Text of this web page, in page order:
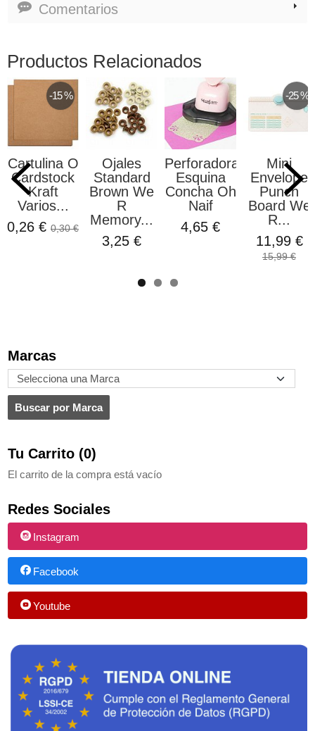
Marcas
Tu Carrito (0)
El carrito de la compra está vacío
Redes Sociales
Instagram
Facebook
Youtube
Comentarios
Productos Relacionados
-15 %
Cartulina O
Cardstock
Kraft
Varios...
0,26 € 0,30 €
Ojales
Standard
Brown We
R
Memory...
3,25 €
Perforadora
Esquina
Concha Oh
Naif
4,65 €
-25 %
Mini
Envelope
Punch
Board We
R...
11,99 €
15,99 €